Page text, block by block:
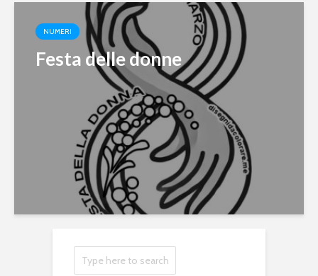
NUMERI
Festa delle donne